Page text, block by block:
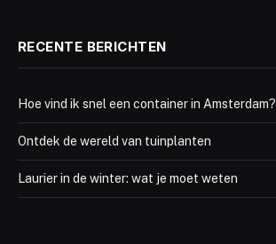
RECENTE BERICHTEN
Hoe vind ik snel een container in Amsterdam?
Ontdek de wereld van tuinplanten
Laurier in de winter: wat je moet weten